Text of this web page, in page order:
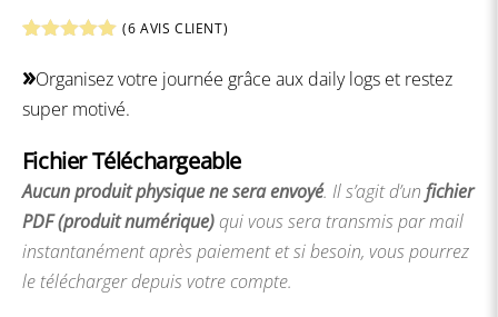
sur 5
basé sur
notations
client
(6 AVIS CLIENT)
»Organisez votre journée grâce aux daily logs et restez
super motivé.
Fichier Téléchargeable
Aucun produit physique ne sera envoyé. Il s’agit d’un fichier
PDF (produit numérique)qui vous sera transmis par mail
instantanément après paiement et si besoin, vous pourrez
le télécharger depuis votre compte.